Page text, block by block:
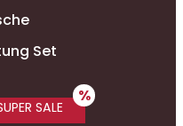
Set
SALE